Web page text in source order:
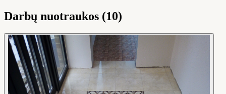
Darbų nuotraukos (10)